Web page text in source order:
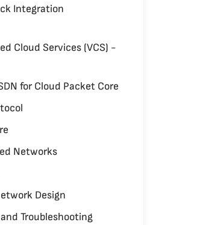
Integration
Cloud Services (VCS) -
for Cloud Packet Core
Networks
Design
Troubleshooting